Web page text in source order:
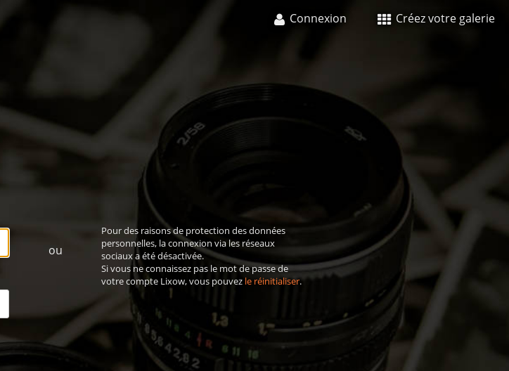
Connexion Créez votre galerie
ou
Pour des raisons de protection des données
personnelles, la connexion via les réseaux
sociaux a été désactivée.
Si vous ne connaissez pas le mot de passe de
votre compte Lixow, vous pouvez le réinitialiser.